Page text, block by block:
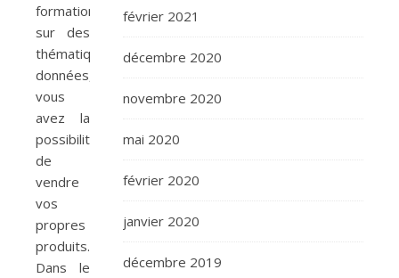
formations
sur des
thématiques
données,
vous
avez la
possibilité
de
vendre
vos
propres
produits.
Dans le
février 2021
décembre 2020
novembre 2020
mai 2020
février 2020
janvier 2020
décembre 2019